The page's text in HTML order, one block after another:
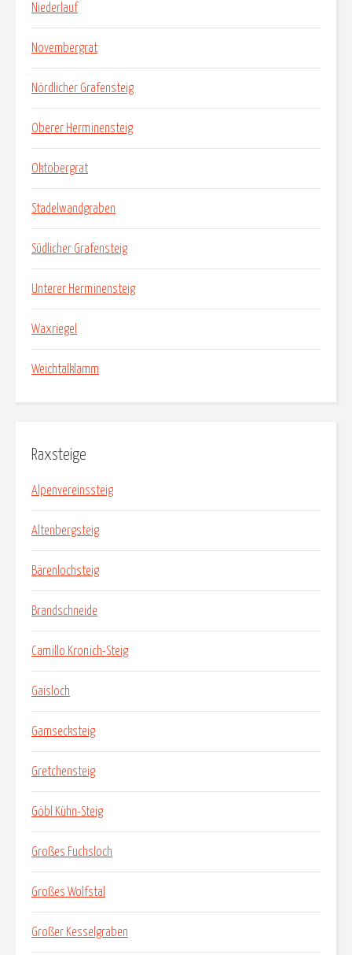
Niederlauf
Novembergrat
Nördlicher Grafensteig
Oberer Herminensteig
Oktobergrat
Stadelwandgraben
Südlicher Grafensteig
Unterer Herminensteig
Waxriegel
Weichtalklamm
Raxsteige
Alpenvereinssteig
Altenbergsteig
Bärenlochsteig
Brandschneide
Camillo Kronich-Steig
Gaisloch
Gamsecksteig
Gretchensteig
Göbl Kühn-Steig
Großes Fuchsloch
Großes Wolfstal
Großer Kesselgraben